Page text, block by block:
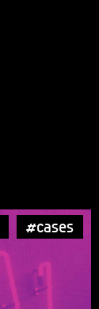
#cases